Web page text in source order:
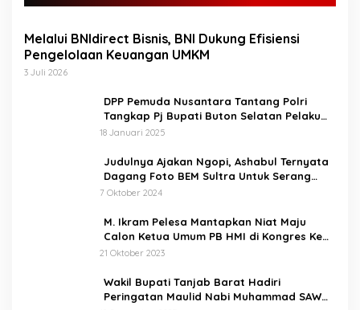
Melalui BNIdirect Bisnis, BNI Dukung Efisiensi
Pengelolaan Keuangan UMKM
3 Juli 2026
DPP Pemuda Nusantara Tantang Polri
Tangkap Pj Bupati Buton Selatan Pelaku
Penganiaya Aktvis HMI
18 Januari 2025
Judulnya Ajakan Ngopi, Ashabul Ternyata
Dagang Foto BEM Sultra Untuk Serang
Paslon
7 Oktober 2024
M. Ikram Pelesa Mantapkan Niat Maju
Calon Ketua Umum PB HMI di Kongres Ke
XXXII Pontianak
21 Oktober 2023
Wakil Bupati Tanjab Barat Hadiri
Peringatan Maulid Nabi Muhammad SAW